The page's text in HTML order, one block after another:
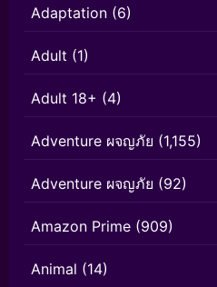
Adaptation (6)
Adult (1)
Adult 18+ (4)
Adventure ผจญภัย (1,155)
Adventure ผจญภัย (92)
Amazon Prime (909)
Animal (14)